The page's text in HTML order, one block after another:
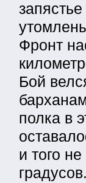
Фронт
Бой
полка в
и того